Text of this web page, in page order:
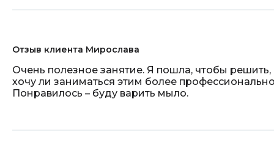
Отзыв клиента Мирослава
Очень полезное занятие. Я пошла, чтобы решить,
хочу ли заниматься этим более
Понравилось – буду варить мыло.